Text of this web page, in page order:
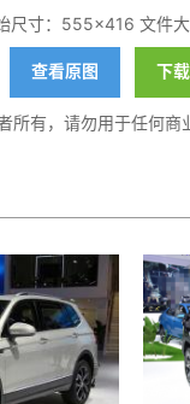
尺寸：555×416 文件
查看原图 下
有，请勿用于任何